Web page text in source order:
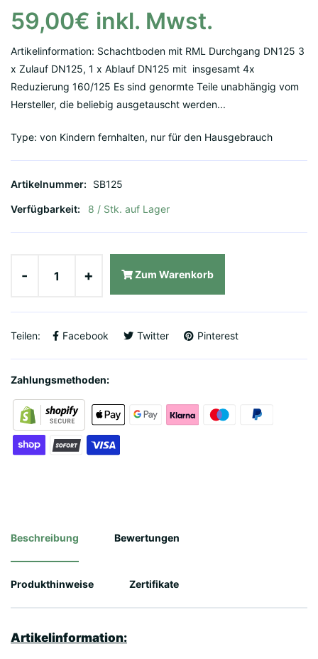
59,00€ inkl. Mwst.
Artikelinformation: Schachtboden mit RML Durchgang DN125 3
x Zulauf DN125, 1 x Ablauf DN125 mit insgesamt 4x
Reduzierung 160/125 Es sind genormte Teile unabhängig vom
Hersteller, die beliebig ausgetauscht werden...
Type: von Kindern fernhalten, nur für den Hausgebrauch
Artikelnummer: SB125
Verfügbarkeit: 8 / Stk. auf Lager
- + Zum Warenkorb
Teilen: Facebook Twitter Pinterest
Zahlungsmethoden:
Beschreibung Bewertungen
Produkthinweise Zertifikate
Artikelinformation: